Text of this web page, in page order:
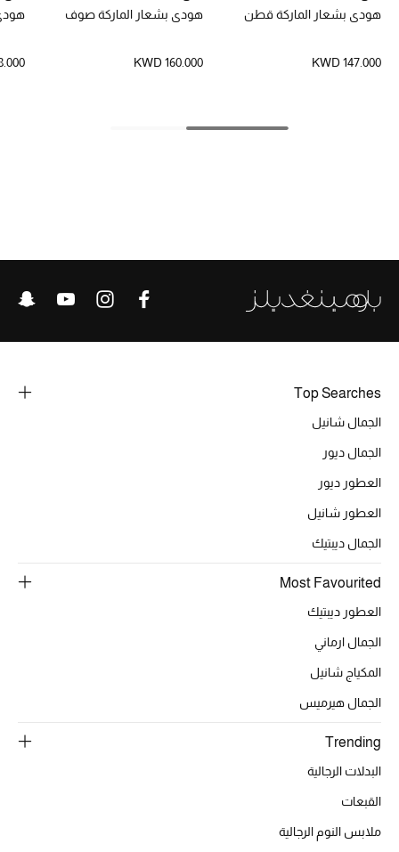
أبرز الحقائب
تسوقوا الحقائب
أحذية النسائية
تشكيلة الأحذية
أحذية للأطفال
أبرز المصممين
تسوقوا الأحذية
هودي بشعار الماركة قطن
KWD 147.000
هودي بشعار الماركة صوف
KWD 160.000
Top Searches
الجمال شانيل
الجمال ديور
العطور ديور
العطور شانيل
الجمال ديبتيك
Most Favourited
العطور ديبتيك
الجمال ارماني
المكياج شانيل
الجمال هيرميس
Trending
البدلات الرجالية
القبعات
ملابس النوم الرجالية